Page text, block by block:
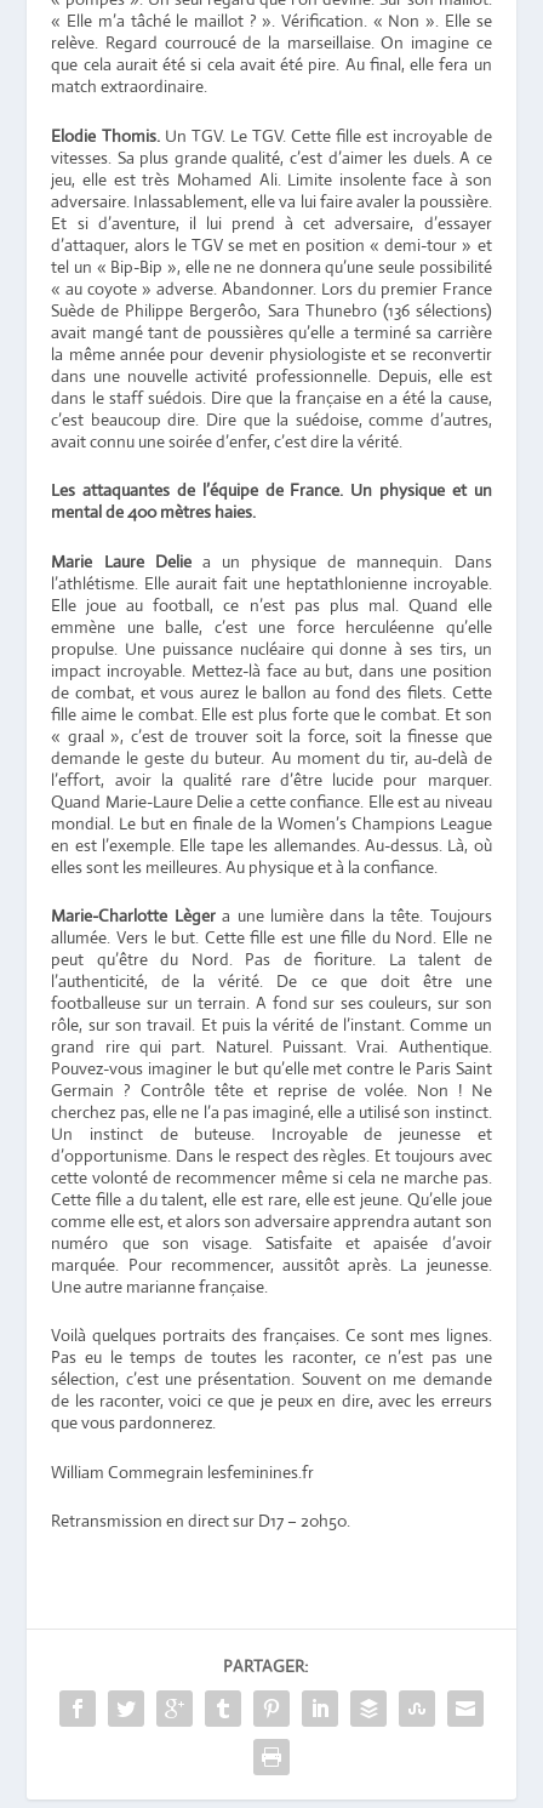
« Elle m’a tâché le maillot ? ». Vérification. « Non ». Elle se
relève. Regard courroucé de la marseillaise. On imagine ce
que cela aurait été si cela avait été pire. Au final, elle fera un
match extraordinaire.
Elodie Thomis.Un TGV. Le TGV. Cette fille est incroyable de
vitesses. Sa plus grande qualité, c’est d’aimer les duels. A ce
jeu, elle est très Mohamed Ali. Limite insolente face à son
adversaire. Inlassablement, elle va lui faire avaler la poussière.
Et si d’aventure, il lui prend à cet adversaire, d’essayer
d’attaquer, alors le TGV se met en position « demi-tour » et
tel un « Bip-Bip », elle ne ne donnera qu’une seule possibilité
« au coyote » adverse. Abandonner. Lors du premier France
Suède de Philippe Bergerôo, Sara Thunebro (136 sélections)
avait mangé tant de poussières qu’elle a terminé sa carrière
la même année pour devenir physiologiste et se reconvertir
dans une nouvelle activité professionnelle. Depuis, elle est
dans le staff suédois. Dire que la française en a été la cause,
c’est beaucoup dire. Dire que la suédoise, comme d’autres,
avait connu une soirée d’enfer, c’est dire la vérité.
Les attaquantes de l’équipe de France. Un physique et un
mental de 400 mètres haies.
Marie Laure Deliea un physique de mannequin. Dans
l’athlétisme. Elle aurait fait une heptathlonienne incroyable.
Elle joue au football, ce n’est pas plus mal. Quand elle
emmène une balle, c’est une force herculéenne qu’elle
propulse. Une puissance nucléaire qui donne à ses tirs, un
impact incroyable. Mettez-là face au but, dans une position
de combat, et vous aurez le ballon au fond des filets. Cette
fille aime le combat. Elle est plus forte que le combat. Et son
« graal », c’est de trouver soit la force, soit la finesse que
demande le geste du buteur. Au moment du tir, au-delà de
l’effort, avoir la qualité rare d’être lucide pour marquer.
Quand Marie-Laure Delie a cette confiance. Elle est au niveau
mondial. Le but en finale de la Women’s Champions League
en est l’exemple. Elle tape les allemandes. Au-dessus. Là, où
elles sont les meilleures. Au physique et à la confiance.
Marie-Charlotte Lègera une lumière dans la tête. Toujours
allumée. Vers le but. Cette fille est une fille du Nord. Elle ne
peut qu’être du Nord. Pas de fioriture. La talent de
l’authenticité, de la vérité. De ce que doit être une
footballeuse sur un terrain. A fond sur ses couleurs, sur son
rôle, sur son travail. Et puis la vérité de l’instant. Comme un
grand rire qui part. Naturel. Puissant. Vrai. Authentique.
Pouvez-vous imaginer le but qu’elle met contre le Paris Saint
Germain ? Contrôle tête et reprise de volée. Non ! Ne
cherchez pas, elle ne l’a pas imaginé, elle a utilisé son instinct.
Un instinct de buteuse. Incroyable de jeunesse et
d’opportunisme. Dans le respect des règles. Et toujours avec
cette volonté de recommencer même si cela ne marche pas.
Cette fille a du talent, elle est rare, elle est jeune. Qu’elle joue
comme elle est, et alors son adversaire apprendra autant son
numéro que son visage. Satisfaite et apaisée d’avoir
marquée. Pour recommencer, aussitôt après. La jeunesse.
Une autre marianne française.
Voilà quelques portraits des françaises. Ce sont mes lignes.
Pas eu le temps de toutes les raconter, ce n’est pas une
sélection, c’est une présentation. Souvent on me demande
de les raconter, voici ce que je peux en dire, avec les erreurs
que vous pardonnerez.
William Commegrain lesfeminines.fr
Retransmission en direct sur D17 – 20h50.
PARTAGER: